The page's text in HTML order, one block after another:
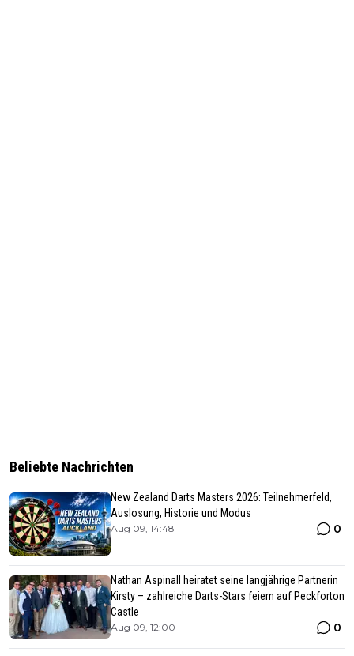
Beliebte Nachrichten
New Zealand Darts Masters 2026: Teilnehmerfeld,
Auslosung, Historie und Modus
Aug 09, 14:48 0
Nathan Aspinall heiratet seine langjährige Partnerin
Kirsty – zahlreiche Darts-Stars feiern auf Peckforton
Castle
Aug 09, 12:00 0